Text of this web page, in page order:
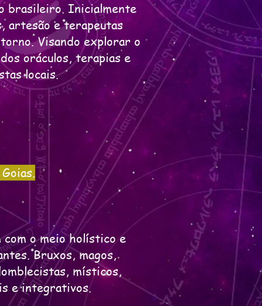
brasileiro. Inicialmente
artesão e terapeutas
Visando explorar o
oráculos, terapias e
locais.
o meio holístico e
Bruxos, magos,
místicos,
e integrativos.